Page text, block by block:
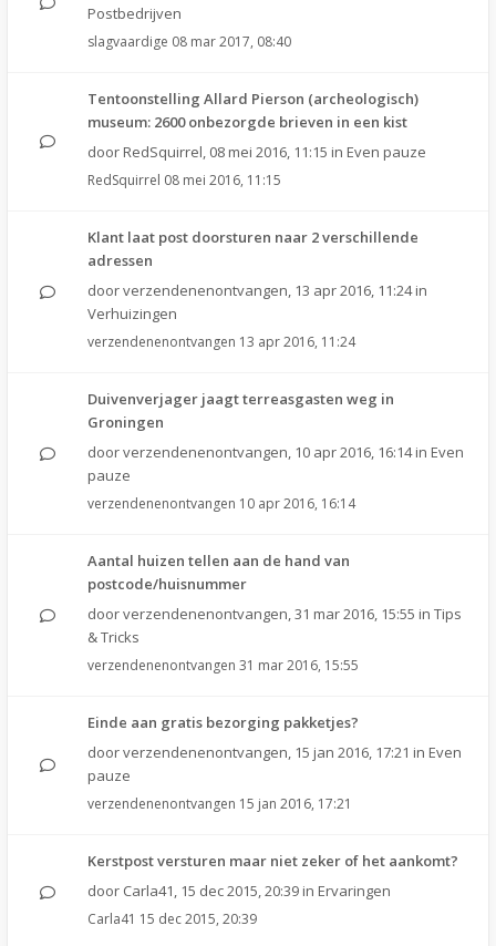
Postbedrijven
slagvaardige 08 mar 2017, 08:40
Tentoonstelling Allard Pierson (archeologisch)
museum: 2600 onbezorgde brieven in een kist
door RedSquirrel, 08 mei 2016, 11:15 in Even pauze
RedSquirrel 08 mei 2016, 11:15
Klant laat post doorsturen naar 2 verschillende
adressen
doorverzendenenontvangen, 13 apr 2016, 11:24in
Verhuizingen
verzendenenontvangen 13 apr 2016, 11:24
Duivenverjager jaagt terreasgasten weg in
Groningen
doorverzendenenontvangen, 10 apr 2016, 16:14in Even
pauze
verzendenenontvangen 10 apr 2016, 16:14
Aantal huizen tellen aan de hand van
postcode/huisnummer
doorverzendenenontvangen,31 mar 2016, 15:55 in Tips
& Tricks
verzendenenontvangen 31 mar 2016, 15:55
Einde aan gratis bezorging pakketjes?
doorverzendenenontvangen, 15 jan 2016, 17:21 in Even
pauze
verzendenenontvangen 15 jan 2016, 17:21
Kerstpost versturen maar niet zeker of het aankomt?
door Carla41, 15 dec 2015, 20:39 in Ervaringen
Carla41 15 dec 2015, 20:39